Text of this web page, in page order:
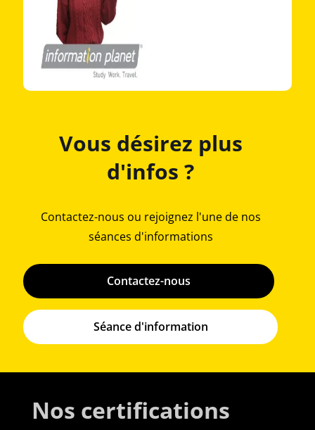
Vous désirez plus
d'infos ?
Contactez-nous ou rejoignez l'une de nos
séances d'informations
Contactez-nous
Séance d'information
Nos certifications